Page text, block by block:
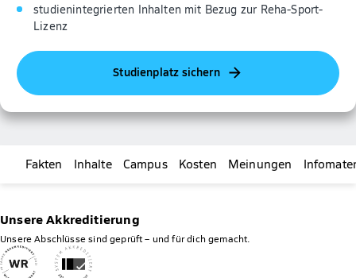
studienintegrierten Inhalten mit Bezug zur Reha-Sport-
Lizenz
Studienplatz sichern
Fakten Inhalte Campus Kosten Meinungen
Unsere Akkreditierung
Unsere Abschlüsse sind geprüft – und für dich gemacht.